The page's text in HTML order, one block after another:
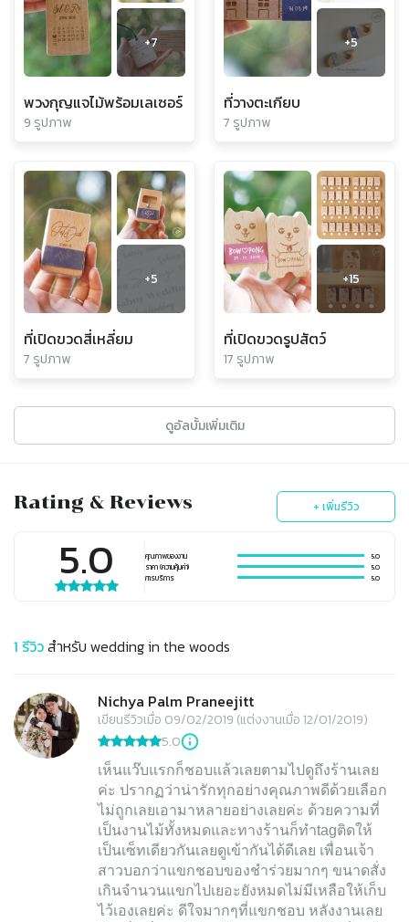
+7
พวงกุญแจไม้พร้อมเลเซอร์
9 รูปภาพ
+5
ที่วางตะเกียบ
7 รูปภาพ
+5
ที่เปิดขวดสี่เหลี่ยม
7 รูปภาพ
+15
ที่เปิดขวดรูปสัตว์
17 รูปภาพ
ดูอัลบั้มเพิ่มเติม
Rating & Reviews + เพิ่มรีวิว
5.0 คุณภาพของงาน
5.0
ราคา (ความคุ้มค่า)
5.0
การบริการ
5.0
1 รีวิวสำหรับ wedding in the woods
Nichya Palm Praneejitt
เขียนรีวิวเมื่อ 09/02/2019 (แต่งงานเมื่อ 12/01/2019)
5.0
เห็นแว๊บแรกก็ชอบแล้วเลยตามไปดูถึงร้านเลย
ค่ะ ปรากฏว่าน่ารักทุกอย่างคุณภาพดีด้วยเลือก
ไม่ถูกเลยเอามาหลายอย่างเลยค่ะ ด้วยความที่
เป็นงานไม้ทั้งหมดและทางร้านก็ทำtagติดให้
เป็นเซ็ทเดียวกันเลยดูเข้ากันได้ดีเลย เพื่อนเจ้า
สาวบอกว่าแขกชอบของชำร่วยมากๆ ขนาดสั่ง
เกินจำนวนแขกไปเยอะยังหมดไม่มีเหลือให้เก็บ
ไว้เองเลยค่ะ ดีใจมากๆที่แขกชอบ หลังงานเลย